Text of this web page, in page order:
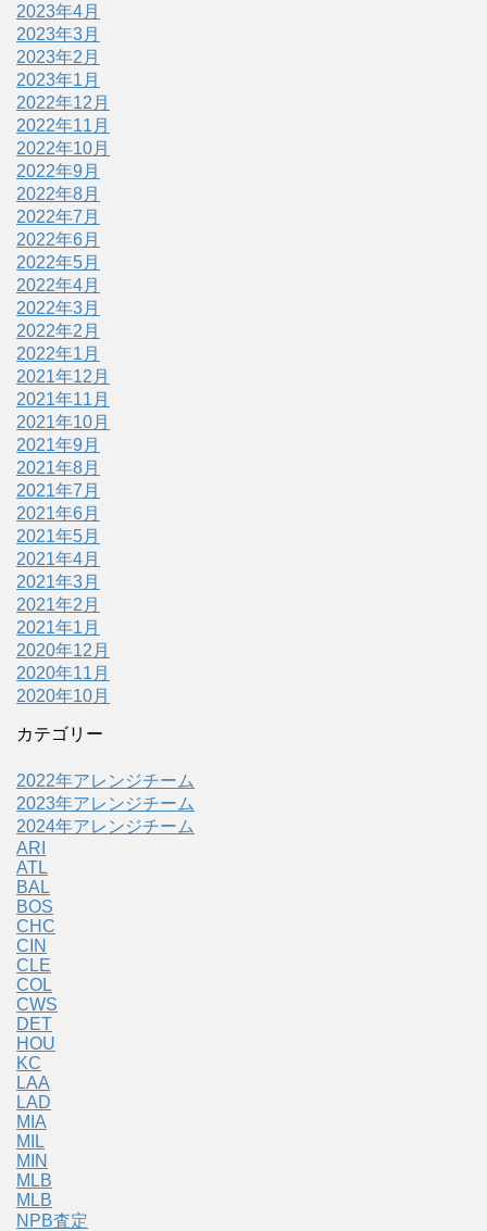
2023年4月
2023年3月
2023年2月
2023年1月
2022年12月
2022年11月
2022年10月
2022年9月
2022年8月
2022年7月
2022年6月
2022年5月
2022年4月
2022年3月
2022年2月
2022年1月
2021年12月
2021年11月
2021年10月
2021年9月
2021年8月
2021年7月
2021年6月
2021年5月
2021年4月
2021年3月
2021年2月
2021年1月
2020年12月
2020年11月
2020年10月
カテゴリー
2022年アレンジチーム
2023年アレンジチーム
2024年アレンジチーム
ARI
ATL
BAL
BOS
CHC
CIN
CLE
COL
CWS
DET
HOU
KC
LAA
LAD
MIA
MIL
MIN
MLB
MLB
NPB査定